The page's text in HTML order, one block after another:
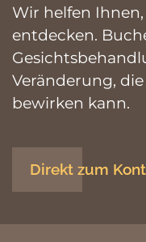
Direkt zum
Wir helfen
entdecken.
Veränderung,
bewirken kann.